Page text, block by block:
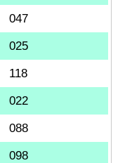
047
025
118
022
088
098